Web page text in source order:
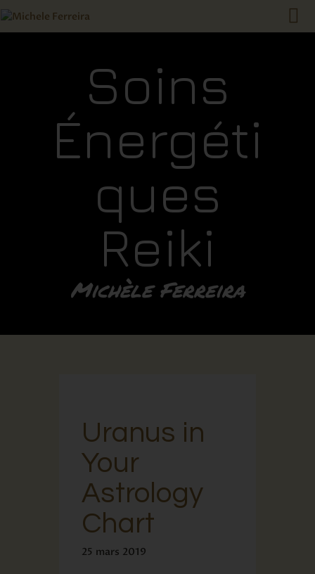
Soins
Énergéti
ques
Reiki
Michèle Ferreira
ACCUEIL
QUI SUIS JE ?
QU’EST-CE QUE LE REIKI
?
RENDEZ-VOUS
TARIFS
CONTACT
Uranus in
Your
Astrology
Chart
25 mars 2019